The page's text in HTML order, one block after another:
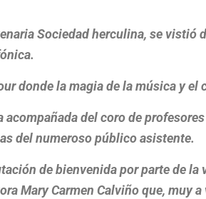
Sociedad herculina, se vistió
donde la magia de la música y el
del coro de
del numeroso público asistente.
de bienvenida por parte de la
Mary Carmen Calviño que, muy